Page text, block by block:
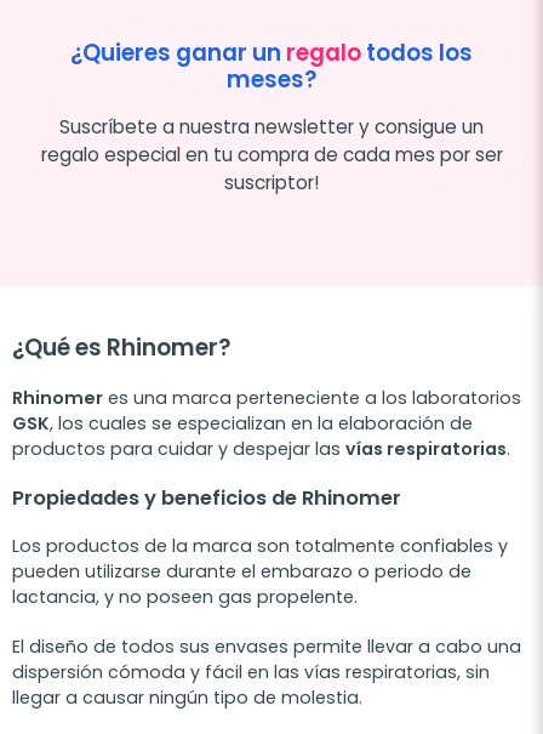
¿Quieres ganar un regalotodos los
meses?
Suscríbete a nuestra newsletter y consigue un
regalo especial en tu compra de cada mes por ser
suscriptor!
¿Qué es Rhinomer?
Rhinomer es una marca perteneciente a los laboratorios
GSK, los cuales se especializan en la elaboración de
productos para cuidar y despejar las vías respiratorias.
Propiedades y beneficios de Rhinomer
Los productos de la marca son totalmente confiables y
pueden utilizarse durante el embarazo o periodo de
lactancia, y no poseen gas propelente.
El diseño de todos sus envases permite llevar a cabo una
dispersión cómoda y fácil en las vías respiratorias, sin
llegar a causar ningún tipo de molestia.